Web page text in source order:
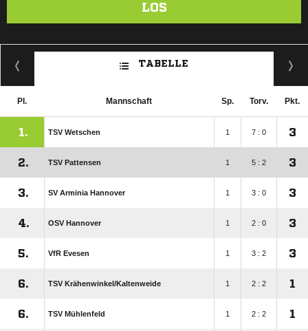
LOS
TABELLE
Pl. Mannschaft Sp. Torv. Pkt.
1. TSV Wetschen 1 7 : 0 3
2. TSV Pattensen 1 5 : 2 3
3. SV Arminia Hannover 1 3 : 0 3
4. OSV Hannover 1 2 : 0 3
5. VfR Evesen 1 3 : 2 3
6. TSV Krähenwinkel/​Kaltenweide 1 2 : 2 1
6. TSV Mühlenfeld 1 2 : 2 1